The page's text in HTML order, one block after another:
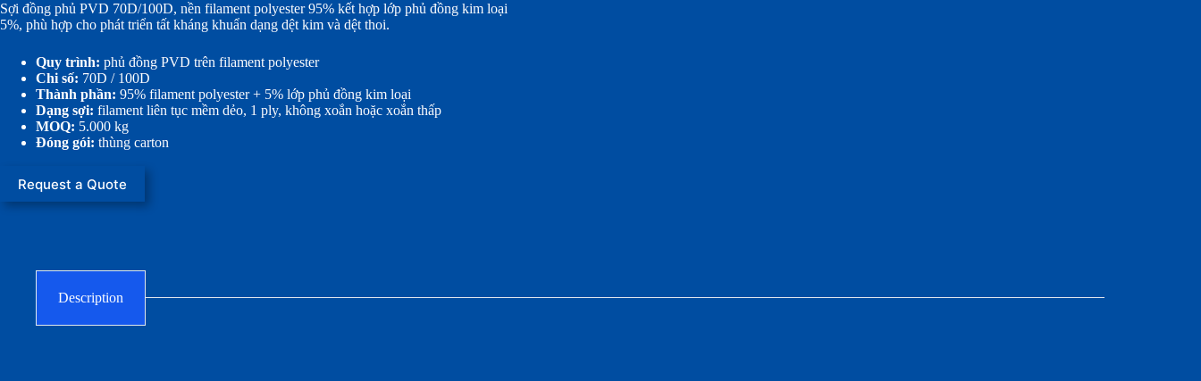
Sợi đồng phủ PVD 70D/100D, nền filament polyester 95% kết hợp lớp phủ đồng kim loại
5%, phù hợp cho phát triển tất kháng khuẩn dạng dệt kim và dệt thoi.
Quy trình: phủ đồng PVD trên filament polyester
Chi số: 70D / 100D
Thành phần: 95% filament polyester + 5% lớp phủ đồng kim loại
Dạng sợi: filament liên tục mềm dẻo, 1 ply, không xoắn hoặc xoắn thấp
MOQ: 5.000 kg
Đóng gói: thùng carton
Request a Quote
Description